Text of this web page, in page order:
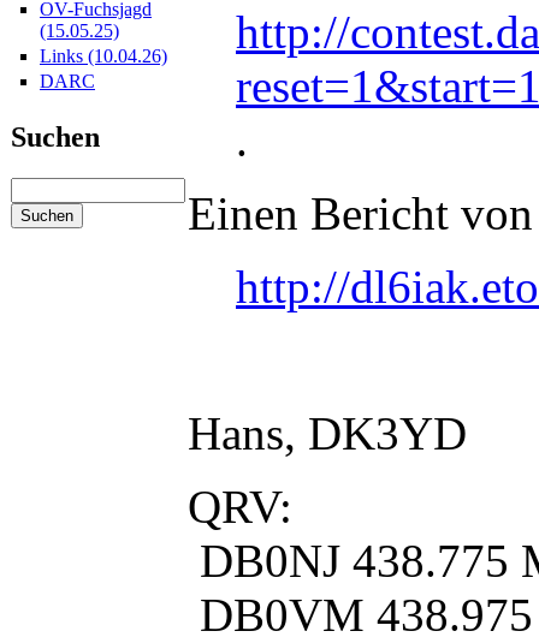
OV-Fuchsjagd
(15.05.25)
Links (10.04.26)
DARC
Suchen
http://
.
Einen Bericht
http://
Hans, DK3YD
QRV:
DB0NJ 438.775
DB0VM